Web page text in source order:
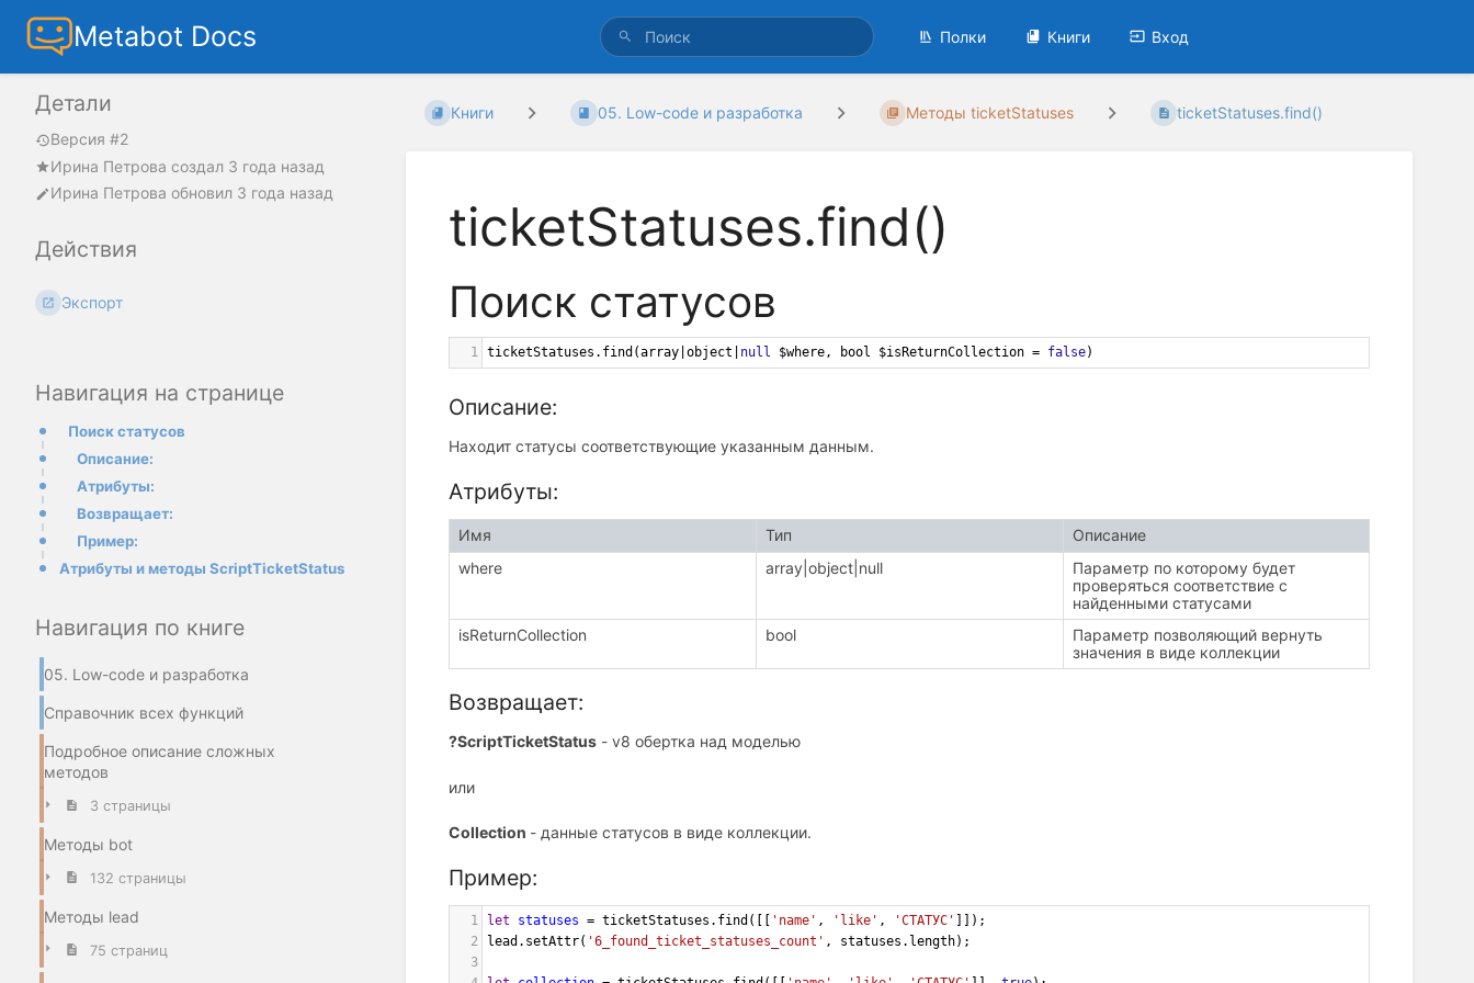
Metabot Docs Полки Книги Вход
Навигация на странице
Поиск статусов
Описание:
Атрибуты:
Возвращает:
Пример:
Атрибуты и методы ScriptTicketStatus
Навигация по книге
05. Low-code и разработка
Справочник всех функций
Подробное описание сложных
методов
3 страницы
Методы bot
132 страницы
Методы lead
75 страниц
Книги 05. Low-code и разработка Методы ticketStatuses ticketStatuses.find()
ticketStatuses.find()
Поиск статусов
1 ticketStatuses . find (array object null $where, bool $isReturnCollection = false)
Описание:
Находит статусы соответствующие указанным данным.
Атрибуты:
Имя Тип
Описание
where
array|object|null
Параметр по которому будет
проверяться соответствие с
найденными статусами
isReturnCollection
bool
Параметр позволяющий вернуть
значения в виде коллекции
Возвращает:
?ScriptTicketStatus - v8 обертка над моделью
или
Collection - данные статусов в виде коллекции.
Пример:
1 let statuses = ticketStatuses . find ([[ 'name' , 'like' , 'СТАТУС'
]]);
2
lead . setAttr( '6_found_ticket_statuses_count' , statuses . length);
3
Детали
Версия #2
Ирина Петрова создал 3 года назад
Ирина Петрова обновил 3 года назад
Действия
Экспорт